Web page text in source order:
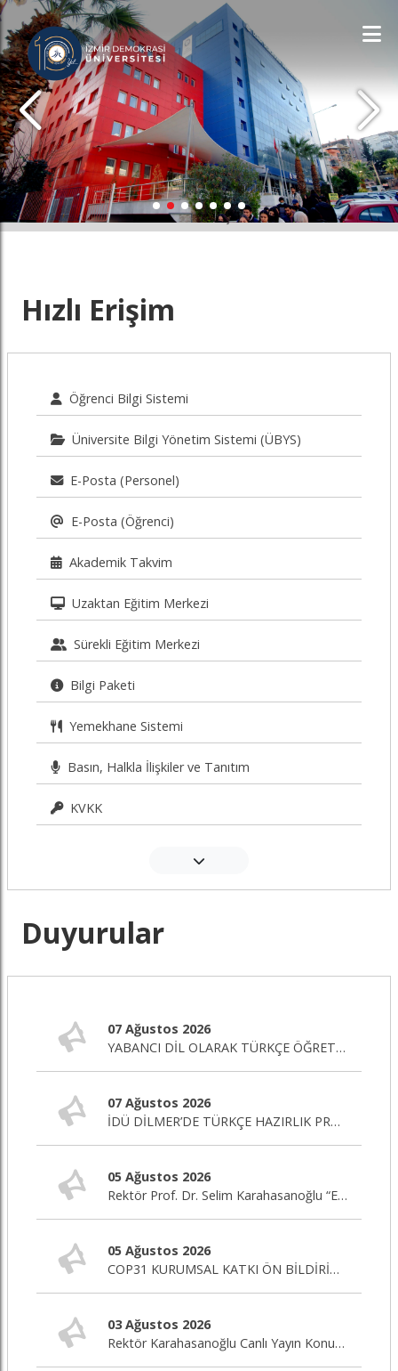
İDÜ'YÜ KEŞFET
Hızlı Erişim
Öğrenci Bilgi Sistemi
Üniversite Bilgi Yönetim Sistemi (ÜBYS)
E-Posta (Personel)
E-Posta (Öğrenci)
Akademik Takvim
Uzaktan Eğitim Merkezi
Sürekli Eğitim Merkezi
Bilgi Paketi
Yemekhane Sistemi
Basın, Halkla İlişkiler ve Tanıtım
KVKK
Duyurular
07 Ağustos 2026
YABANCI DİL OLARAK TÜRKÇE ÖĞRETİMİ SERTİFİKA PROGRAMI BAŞLIYOR!
07 Ağustos 2026
İDÜ DİLMER’DE TÜRKÇE HAZIRLIK PROGRAMI BAŞLIYOR!
05 Ağustos 2026
Rektör Prof. Dr. Selim Karahasanoğlu “Eğitim Editörü” Programına Canlı Yayın Konuğu Oluyor
05 Ağustos 2026
COP31 KURUMSAL KATKI ÖN BİLDİRİM ÇAĞRISI
03 Ağustos 2026
Rektör Karahasanoğlu Canlı Yayın Konuğu